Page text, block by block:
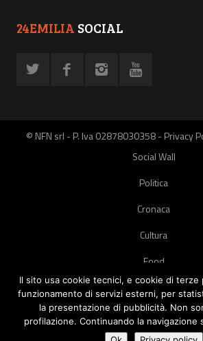
24EMILIA SOCIAL
© NFN srl - P. Iva 02878030358 -Privacy
Social Wall
Politica
Cronaca
Cultura
Food
Green
Pets
Il sito usa cookie tecnici, e cookie di terze
funzionamento di servizi esterni, per
la presentazione di pubblicità. Non
profilazione. Continuando la navigazione